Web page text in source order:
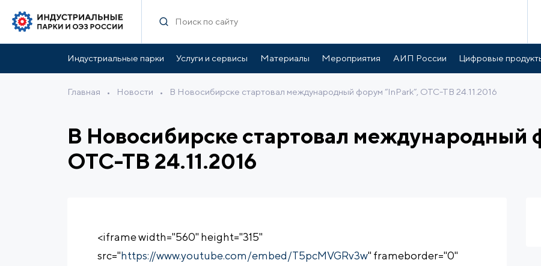
Индустриальные парки Услуги и сервисы Материалы Мероприятия АИП России Цифровые
Главная • Новости • В Новосибирске стартовал международный форум “InPark”, ОТС-ТВ 24.11.2016
В Новосибирске стартовал международный
ОТС-ТВ 24.11.2016
<iframe width="560" height="315"
src="https://www.youtube.com/embed/T5pcMVGRv3w" frameborder="0"